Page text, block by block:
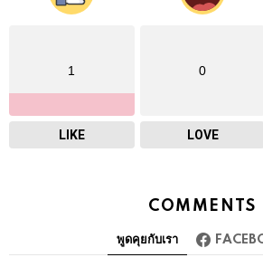
1
LIKE
0
LOVE
COMMENTS
พูดคุยกับเรา